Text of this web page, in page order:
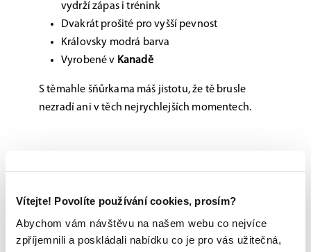
Vítejte! Povolíte používání cookies, prosím?
Abychom vám návštěvu na našem webu co nejvíce
zpříjemnili a poskládali nabídku co je pro vás užitečná,
vydrží zápas i trénink
Dvakrát prošité pro vyšší pevnost
Královsky modrá barva
Vyrobené v Kanadě
S těmahle šňůrkama máš jistotu, že tě brusle
nezradí ani v těch nejrychlejších momentech.
jedné z prodejen
Originální zboží s garancí záruky přímo
od výrobce